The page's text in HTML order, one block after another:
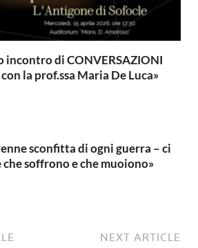
incontro di CONVERSAZIONI
la prof.ssa Maria De Luca»
sconfitta di ogni guerra – ci
che soffrono e che muoiono»
NEXT ARTICLE